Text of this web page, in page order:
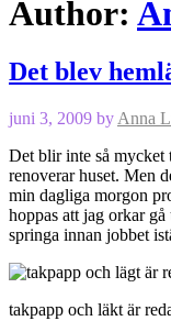
Author:
Det blev
juni 3, 2009 by Anna
Det blir inte så mycket
renoverar huset. Men
min dagliga morgon
hoppas att jag orkar
springa innan jobbet
takpapp och läkt är